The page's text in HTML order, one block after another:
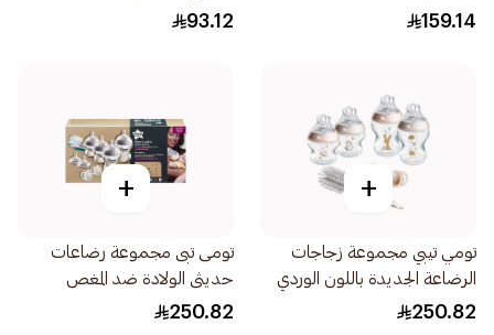
159.14
93.12
+
تومي تيبي مجموعة زجاجات
الرضاعة الجديدة باللون الوردي
من الألومنيوم 7قطعة
250.82
+
تومى تبى مجموعة رضاعات
حديثى الولادة ضد المغص
1قطعة
250.82